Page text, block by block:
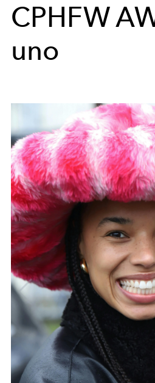
CPHFW
uno